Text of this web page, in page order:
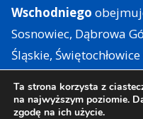
Wschodniego
Sosnowiec, Dąbrowa
Śląskie,
Ta strona korzysta z
na najwyższym poziomie.
zgodę na ich użycie.